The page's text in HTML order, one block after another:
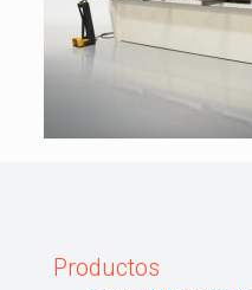
Productos